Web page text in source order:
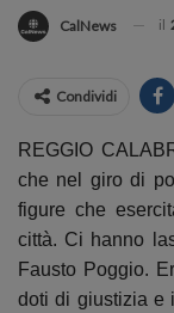
CalNews il
Condividi
REGGIO
che nel giro di
figure che
città. Ci hanno
Fausto Poggio.
doti di giustizia e